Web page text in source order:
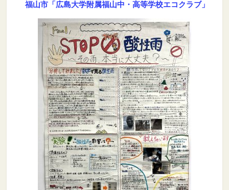
福山市「広島大学附属福山中・高等学校エコクラブ」